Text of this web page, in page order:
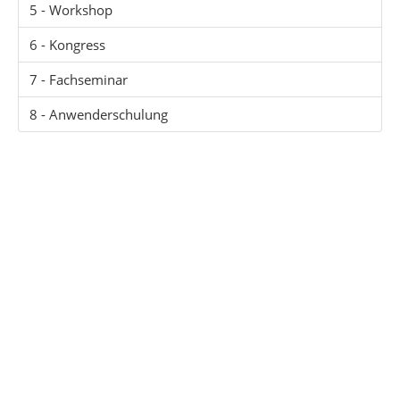
5 - Workshop
6 - Kongress
7 - Fachseminar
8 - Anwenderschulung